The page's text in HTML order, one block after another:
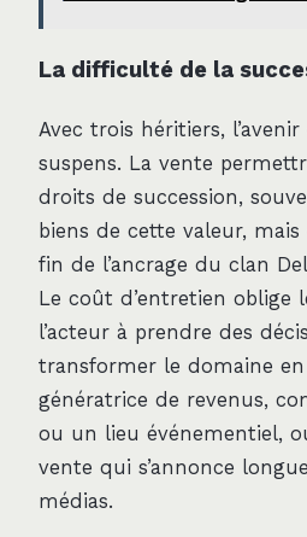
La difficulté de la
Avec trois héritiers,
suspens. La vente
droits de succession,
biens de cette valeur,
fin de l’ancrage du clan
Le coût d’entretien oblige
l’acteur à prendre des
transformer le domaine
génératrice de revenus,
ou un lieu événementiel,
vente qui s’annonce
médias.